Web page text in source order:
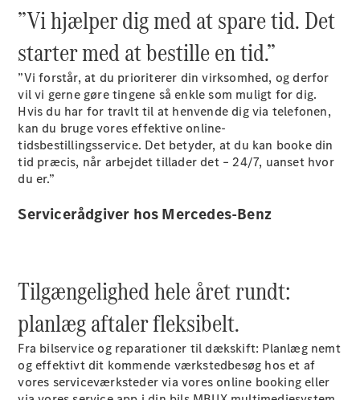
Alle modeller
Elektriske modeller
Sprinter
Sprinter
Kassevogn
Sprinter
Tourer
Sprinter
Chassis
Sprinter
”Vi hjælper dig med at spare tid. Det
starter med at bestille en tid.”
”Vi forstår, at du prioriterer din virksomhed, og derfor
vil vi gerne gøre tingene så enkle som muligt for dig.
Hvis du har for travlt til at henvende dig via telefonen,
kan du bruge vores effektive online-
tidsbestillingsservice. Det betyder, at du kan booke din
tid præcis, når arbejdet tillader det – 24/7, uanset hvor
du er.”
Servicerådgiver hos Mercedes-Benz
Tilgængelighed hele året rundt:
planlæg aftaler fleksibelt.
Fra bilservice og reparationer til dækskift: Planlæg nemt
og effektivt dit kommende værkstedbesøg hos et af
vores serviceværksteder via vores online booking eller